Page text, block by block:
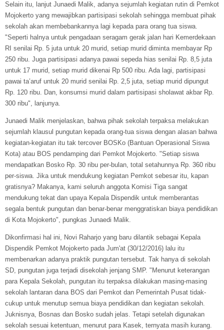
Selain itu, lanjut Junaedi Malik, adanya sejumlah kegiatan rutin di Pemkot
Mojokerto yang mewajibkan partisipasi sekolah sehingga membuat pihak
sekolah akan membebankannya lagi kepada para orang tua siswa.
"Seperti halnya untuk pengadaan seragam gerak jalan hari Kemerdekaan
RI senilai Rp. 5 juta untuk 20 murid, setiap murid diminta membayar Rp
250 ribu. Juga partisipasi adanya pawai sepeda hias senilai Rp. 8,5 juta
untuk 17 murid, setiap murid dikenai Rp 500 ribu. Ada lagi, partisipasi
pawai ta’aruf untuk 20 murid senilai Rp. 2,5 juta, setiap murid dipungut
Rp. 120 ribu. Dan, konsumsi murid dalam partisipasi sholawat akbar Rp.
300 ribu", lanjunya.
Junaedi Malik menjelaskan, bahwa pihak sekolah terpaksa melakukan
sejumlah klausul pungutan kepada orang-tua siswa dengan alasan bahwa
kegiatan-kegiatan itu tak tercover BOSKo (Bantuan Operasional Siswa
Kota) atau BOS pendamping dari Pemkot Mojokerto. "Setiap siswa
mendapatkan Bosko Rp. 30 ribu per-bulan, total setahunnya Rp. 360 ribu
per-siswa. Jika untuk mendukung kegiatan Pemkot sebesar itu, kapan
gratisnya? Makanya, kami seluruh anggota Komisi Tiga sangat
mendukung tekat dan upaya Kepala Dispendik untuk memberantas
segala bentuk pungutan dan benar-benar menggratiskan biaya pendidikan
di Kota Mojokerto", pungkas Junaedi Malik.
Dikonfirmasi hal ini, Novi Raharjo yang baru dilantik sebagai Kepala
Dispendik Pemkot Mojokerto pada Jum'at (30/12/2016) lalu itu
membenarkan adanya praktik pungutan tersebut. Tak hanya di sekolah
SD, pungutan juga terjadi disekolah jenjang SMP. "Menurut keterangan
para Kepala Sekolah, pungutan itu terpaksa dilakukan masing-masing
sekolah lantaran dana BOS dari Pemkot dan Pemerintah Pusat tidak-
cukup untuk menutup semua biaya pendidikan dan kegiatan sekolah.
Juknisnya, Bosnas dan Bosko sudah jelas. Tetapi setelah digunakan
sekolah sesuai ketentuan, menurut para Kasek, ternyata masih kurang.